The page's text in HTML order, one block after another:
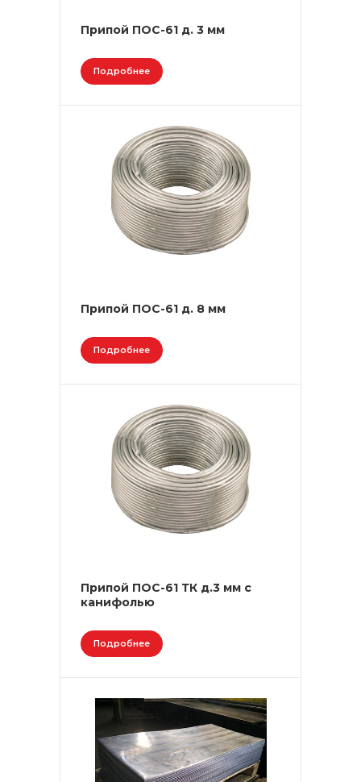
Припой ПОС-61 д. 3 мм
Подробнее
Припой ПОС-61 д. 8 мм
Подробнее
Припой ПОС-61 ТК д.3 мм с
канифолью
Подробнее